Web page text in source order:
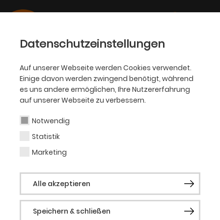
Datenschutzeinstellungen
Auf unserer Webseite werden Cookies verwendet.
Einige davon werden zwingend benötigt, während
es uns andere ermöglichen, Ihre Nutzererfahrung
auf unserer Webseite zu verbessern.
Notwendig
Statistik
Marketing
Alle akzeptieren
Speichern & schließen
OPER
Gabriele Bruschi
Choreograf (Gast)
Der auf Sizilien geborene Gabriele Bruschi
begann im Alter von 16 Jahren eine
professionelle Ausbildung zum Tänzer am
Teatro dell’Opera di Roma. Hier wirkte er in